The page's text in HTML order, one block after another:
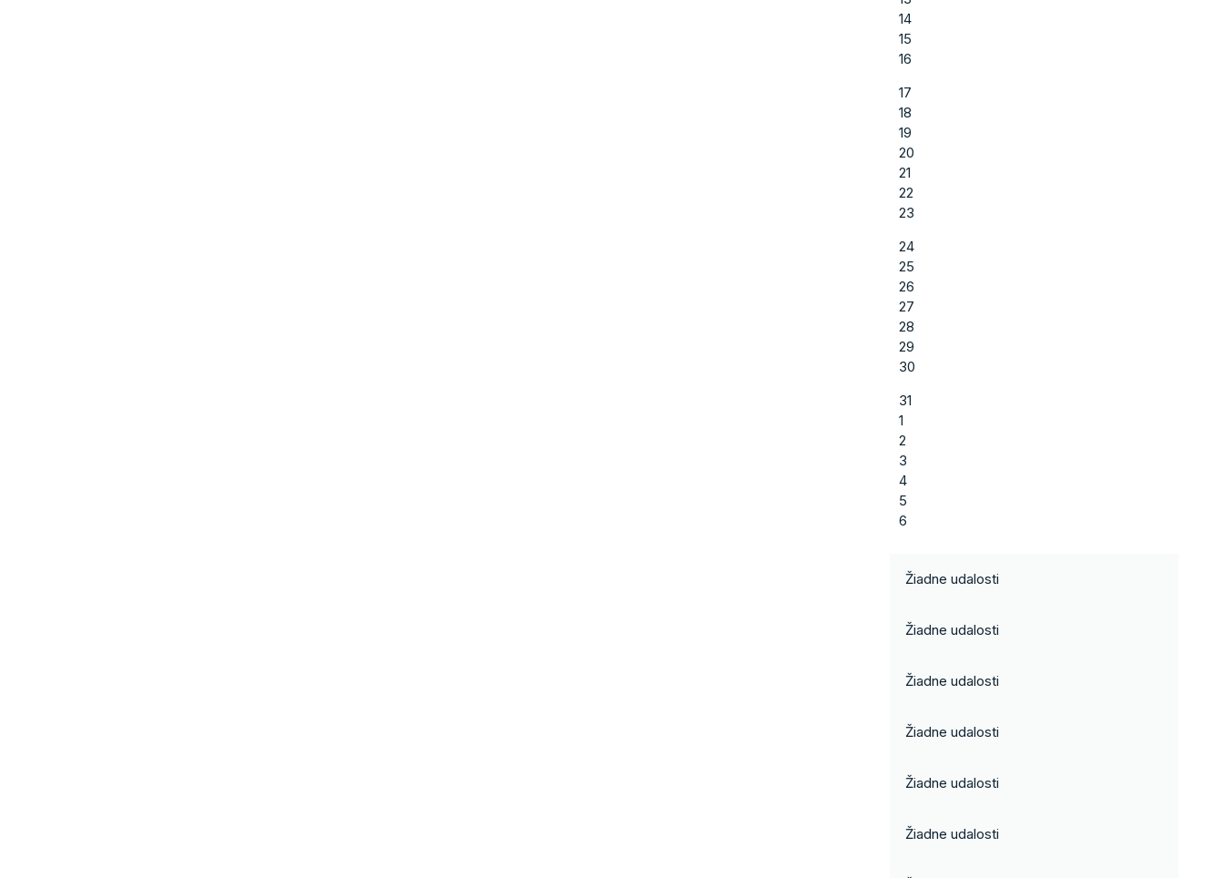
14
15
16
17
18
19
20
21
22
23
24
25
26
27
28
29
30
31
1
2
3
4
5
6
Žiadne udalosti
Žiadne udalosti
Žiadne udalosti
Žiadne udalosti
Žiadne udalosti
Žiadne udalosti